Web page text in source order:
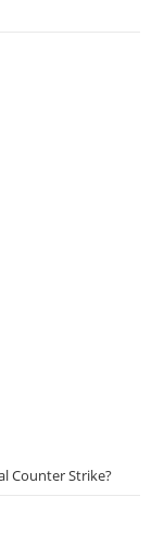
Counter Strike?